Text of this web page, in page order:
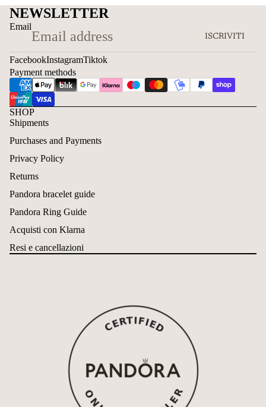
NEWSLETTER
Email
ISCRIVITI
FacebookInstagramTiktok
Payment methods
SHOP
Shipments
Purchases and Payments
Privacy Policy
Returns
Pandora bracelet guide
Pandora Ring Guide
Acquisti con Klarna
Resi e cancellazioni